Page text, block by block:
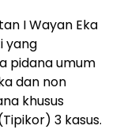
I Wayan Eka
yang
pidana umum
dan non
khusus
3 kasus.